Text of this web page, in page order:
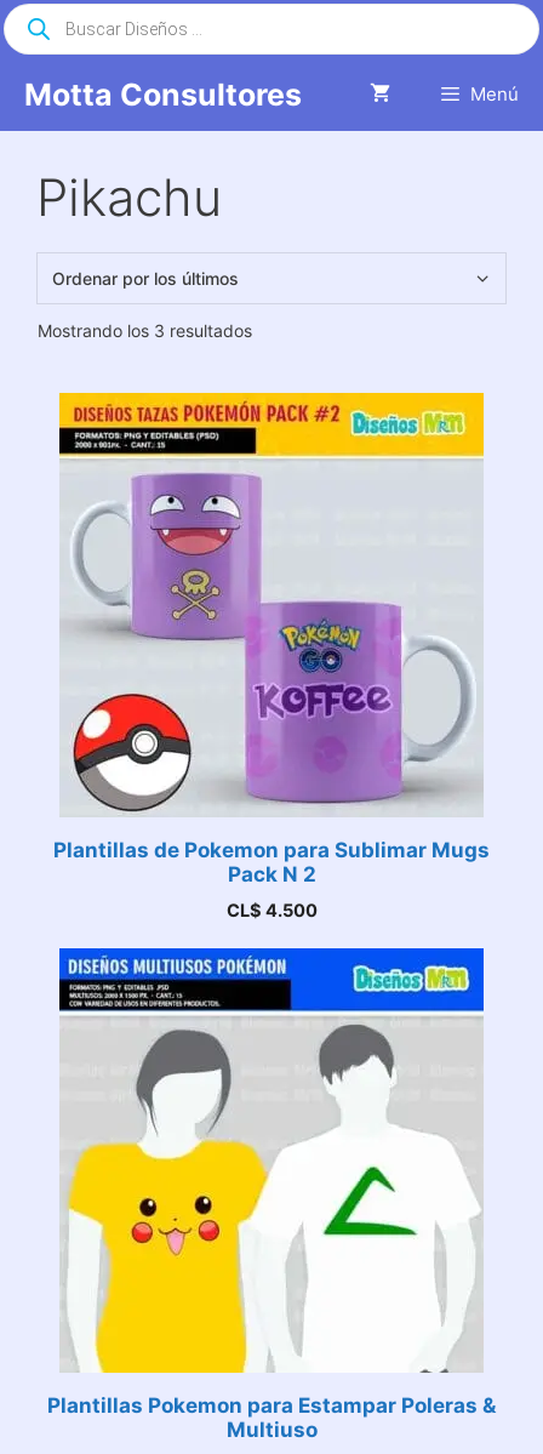
Saltar
al
Motta Consultores Menú
Búsqueda
de
productos
Pikachu
Mostrando los 3 resultadosOrdenado
últimos
Plantillas de Pokemon para Sublimar Mugs
Pack N 2
CL$ 4.500
Plantillas Pokemon para Estampar Poleras &
Multiuso